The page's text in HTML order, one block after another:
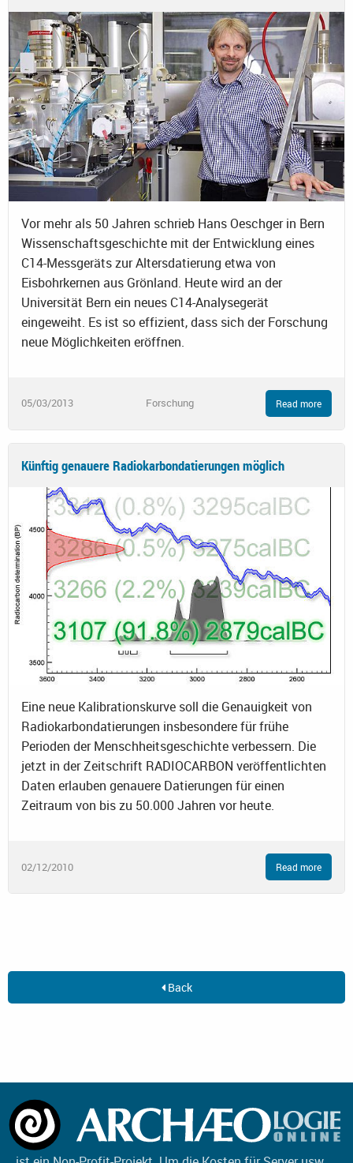
Vor mehr als 50 Jahren schrieb Hans Oeschger in Bern
Wissenschaftsgeschichte mit der Entwicklung eines
C14-Messgeräts zur Altersdatierung etwa von
Eisbohrkernen aus Grönland. Heute wird an der
Universität Bern ein neues C14-Analysegerät
eingeweiht. Es ist so effizient, dass sich der Forschung
neue Möglichkeiten eröffnen.
05/03/2013 Forschung Read more
Künftig genauere Radiokarbondatierungen möglich
Eine neue Kalibrationskurve soll die Genauigkeit von
Radiokarbondatierungen insbesondere für frühe
Perioden der Menschheitsgeschichte verbessern. Die
jetzt in der Zeitschrift RADIOCARBON veröffentlichten
Daten erlauben genauere Datierungen für einen
Zeitraum von bis zu 50.000 Jahren vor heute.
02/12/2010 Read more
Back